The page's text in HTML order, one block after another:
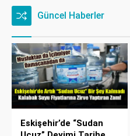
Güncel Haberler
Eskişehir’de “Sudan